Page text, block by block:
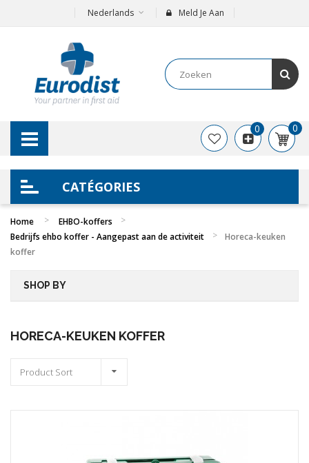
Nederlands Meld Je Aan
CATÉGORIES
0
0
Home
EHBO-koffers
Bedrijfs ehbo koffer​ - Aangepast aan de activiteit
Horeca-keuken
koffer
SHOP BY
HORECA-KEUKEN KOFFER
Product Sort